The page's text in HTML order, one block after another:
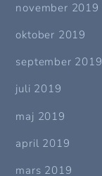
november 2019
oktober 2019
september 2019
juli 2019
maj 2019
april 2019
mars 2019